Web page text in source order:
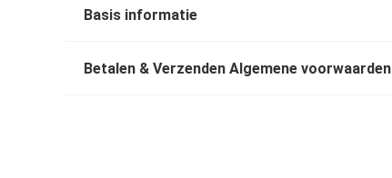
Basis informatie
Betalen & Verzenden Algemene voorwaarden